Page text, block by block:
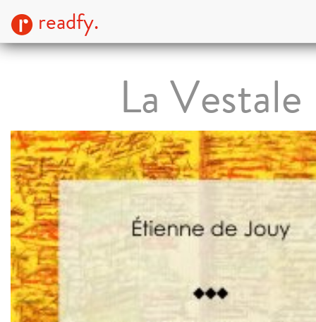
readfy.
La Vestale